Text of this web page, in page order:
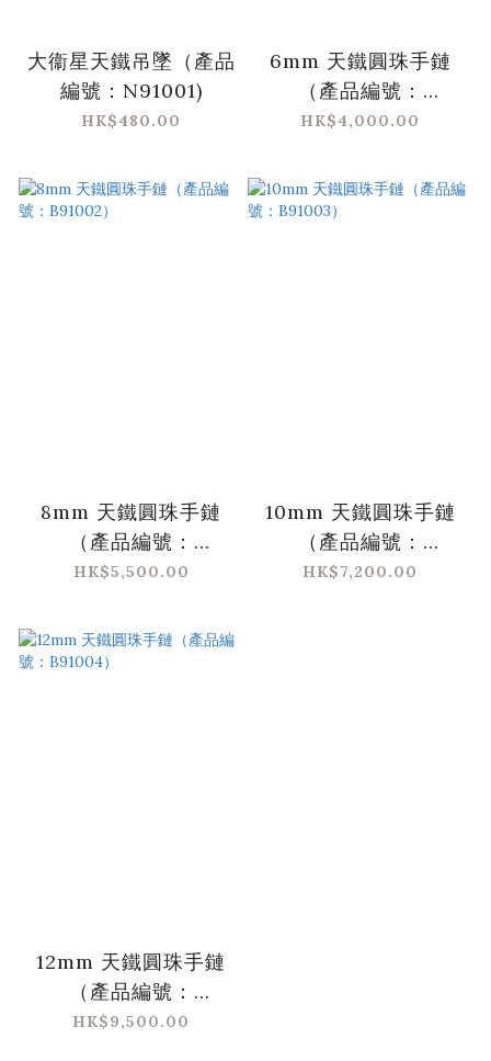
大衞星天鐵吊墜（產品
編號：N91001)
HK$480.00
6mm 天鐵圓珠手鏈
（產品編號：
B91001）
HK$4,000.00
8mm 天鐵圓珠手鏈
（產品編號：
B91002）
HK$5,500.00
10mm 天鐵圓珠手鏈
（產品編號：
B91003）
HK$7,200.00
12mm 天鐵圓珠手鏈
（產品編號：
B91004）
HK$9,500.00